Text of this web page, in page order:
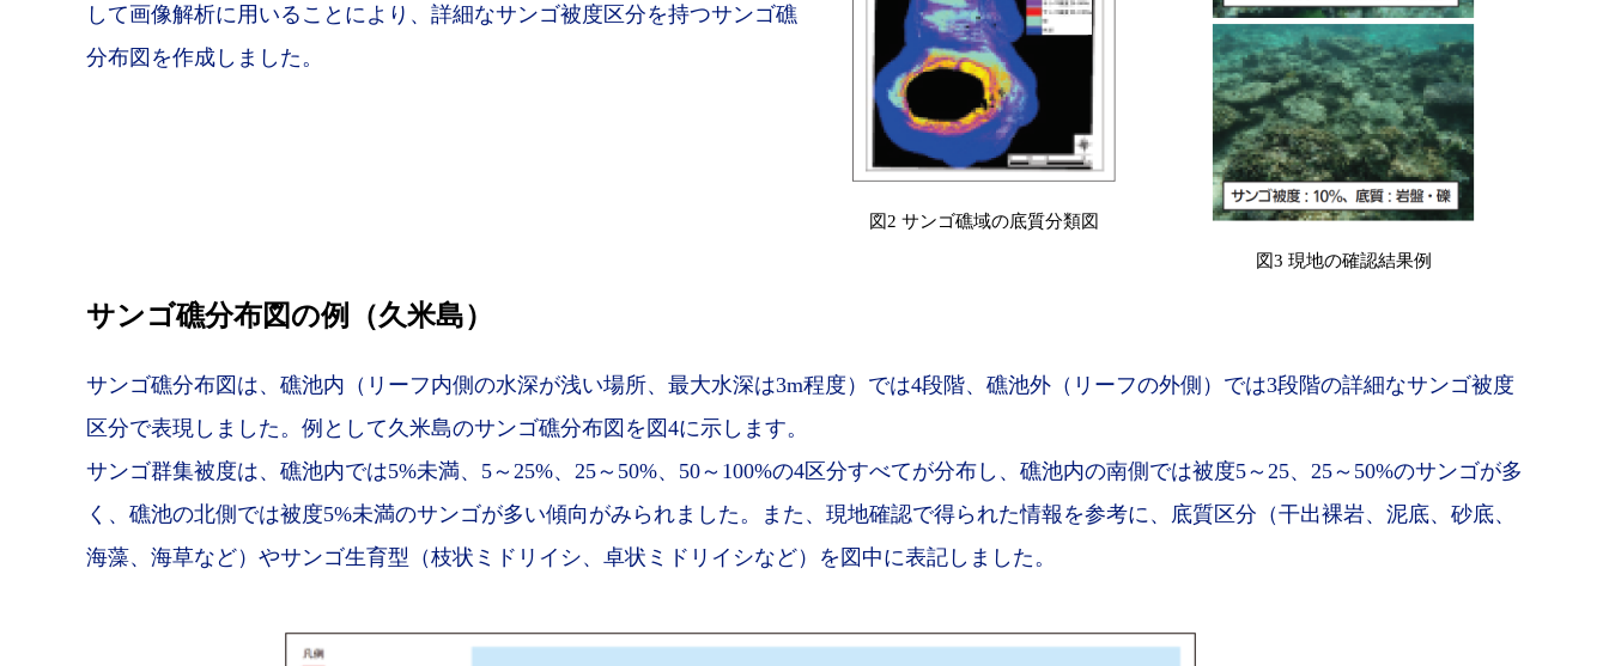
して画像解析に用いることにより、詳細なサンゴ被度区分を持つサンゴ礁
分布図を作成しました。
図2 サンゴ礁域の底質分類図
図3 現地の確認結果例
サンゴ礁分布図の例（久米島）
サンゴ礁分布図は、礁池内（リーフ内側の水深が浅い場所、最大水深は3m程度）では4段階、礁池外（リーフの外側）では3段階の詳細なサンゴ被度
区分で表現しました。例として久米島のサンゴ礁分布図を図4に示します。
サンゴ群集被度は、礁池内では5%未満、5～25%、25～50%、50～100%の4区分すべてが分布し、礁池内の南側では被度5～25、25～50%のサンゴが多
く、礁池の北側では被度5%未満のサンゴが多い傾向がみられました。また、現地確認で得られた情報を参考に、底質区分（干出裸岩、泥底、砂底、
海藻、海草など）やサンゴ生育型（枝状ミドリイシ、卓状ミドリイシなど）を図中に表記しました。